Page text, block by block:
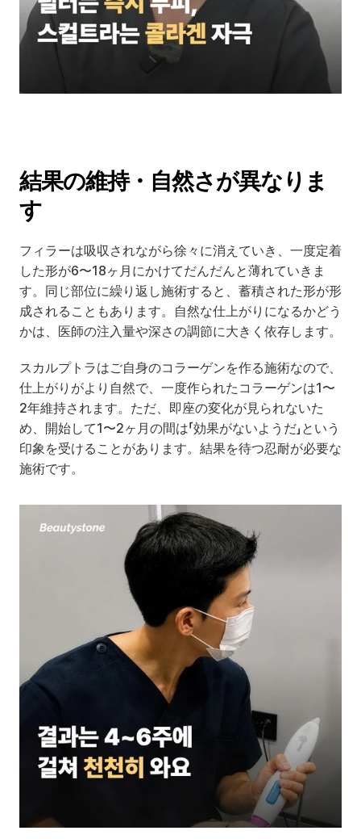
結果の維持・自然さが異なりま
す
フィラーは吸収されながら徐々に消えていき、一度定着
した形が6〜18ヶ月にかけてだんだんと薄れていきま
す。同じ部位に繰り返し施術すると、蓄積された形が形
成されることもあります。自然な仕上がりになるかどう
かは、医師の注入量や深さの調節に大きく依存します。
スカルプトラはご自身のコラーゲンを作る施術なので、
仕上がりがより自然で、一度作られたコラーゲンは1〜
2年維持されます。ただ、即座の変化が見られないた
め、開始して1〜2ヶ月の間は「効果がないようだ」という
印象を受けることがあります。結果を待つ忍耐が必要な
施術です。